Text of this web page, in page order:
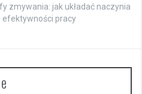
zmywania: jak układać naczynia
efektywności pracy